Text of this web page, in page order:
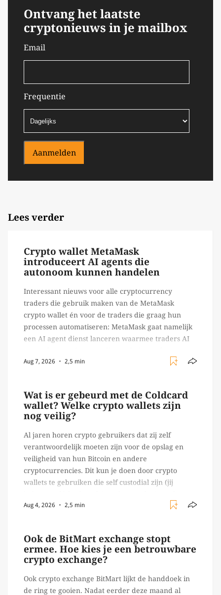
Ontvang het laatste
cryptonieuws in je mailbox
Email
Frequentie
Aanmelden
Lees verder
Crypto wallet MetaMask
introduceert AI agents die
autonoom kunnen handelen
Interessant nieuws voor alle cryptocurrency
traders die gebruik maken van de MetaMask
crypto wallet én voor de traders die graag hun
processen automatiseren: MetaMask gaat namelijk
een AI agent dienst lanceren waarmee traders AI
verrichten, zoals het daadwerkelijk uitvoeren van
Aug 7, 2026 2,5 min
Wat is er gebeurd met de Coldcard
wallet? Welke crypto wallets zijn
nog veilig?
Al jaren horen crypto gebruikers dat zij zelf
verantwoordelijk moeten zijn voor de opslag en
veiligheid van hun Bitcoin en andere
cryptocurrencies. Dit kun je doen door crypto
wallets te gebruiken die self custodial zijn (jij
Ledger of Trezor bijvoorbeeld. Echter, op 29 juli
Aug 4, 2026 2,5 min
Ook de BitMart exchange stopt
ermee. Hoe kies je een betrouwbare
crypto exchange?
Ook crypto exchange BitMart lijkt de handdoek in
de ring te gooien. Nadat eerder deze maand al